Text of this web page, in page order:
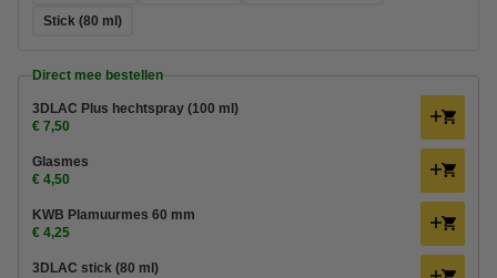
Stick (80 ml)
Direct mee bestellen
3DLAC Plus hechtspray (100 ml)
€ 7,50
Glasmes
€ 4,50
KWB Plamuurmes 60 mm
€ 4,25
3DLAC stick (80 ml)